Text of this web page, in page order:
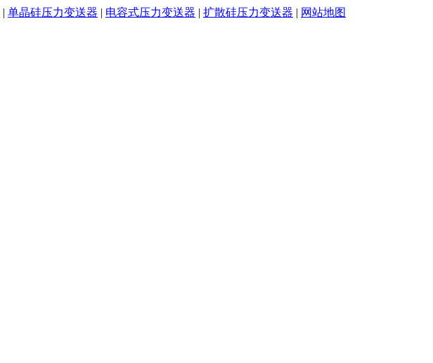
| 单晶硅压力变送器 | 电容式压力变送器 | 扩散硅压力变送器 | 网站地图